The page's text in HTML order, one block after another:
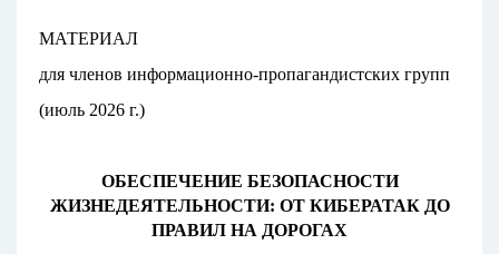
МАТЕРИАЛ
для членов информационно-пропагандистских групп
(июль 2026 г.)
ОБЕСПЕЧЕНИЕ БЕЗОПАСНОСТИ
ЖИЗНЕДЕЯТЕЛЬНОСТИ: ОТ КИБЕРАТАК ДО
ПРАВИЛ НА ДОРОГАХ